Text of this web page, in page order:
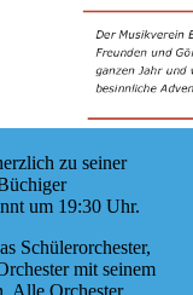
zu seiner
um 19:30 Uhr.
Schülerorchester,
mit seinem
Alle Orchester